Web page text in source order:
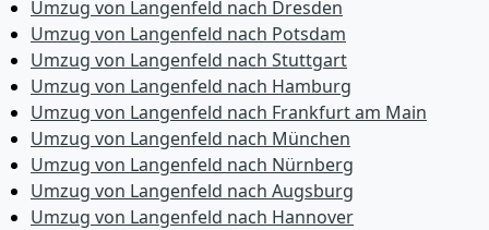
Umzug von Langenfeld nach Dresden
Umzug von Langenfeld nach Potsdam
Umzug von Langenfeld nach Stuttgart
Umzug von Langenfeld nach Hamburg
Umzug von Langenfeld nach Frankfurt am Main
Umzug von Langenfeld nach München
Umzug von Langenfeld nach Nürnberg
Umzug von Langenfeld nach Augsburg
Umzug von Langenfeld nach Hannover